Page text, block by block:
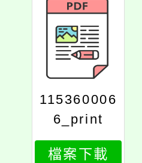
115360006
6_print
檔案下載